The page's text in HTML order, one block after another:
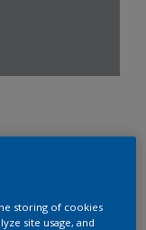
odstínu
storing of cookies
site usage, and